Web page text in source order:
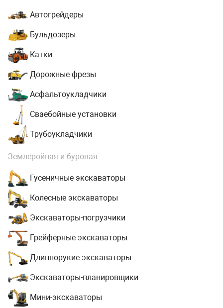
Автогрейдеры
Бульдозеры
Катки
Дорожные фрезы
Асфальтоукладчики
Сваебойные установки
Трубоукладчики
Землеройная и буровая
Гусеничные экскаваторы
Колесные экскаваторы
Экскаваторы-погрузчики
Грейферные экскаваторы
Длиннорукие экскаваторы
Экскаваторы-планировщики
Мини-экскаваторы